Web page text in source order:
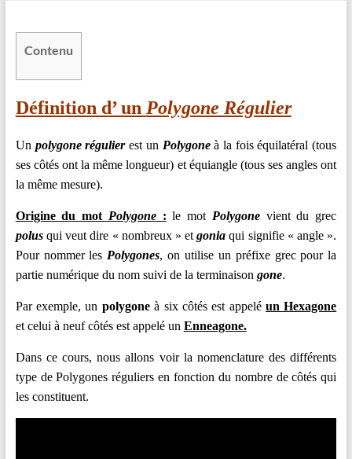
Ligne
Méthodes
Résultats
Contenu
Définition d’ un Polygone Régulier
Un polygone régulierest un Polygoneà la fois équilatéral (tous
ses côtés ont la même longueur) et équiangle (tous ses angles ont
la même mesure).
Origine du mot Polygone : le mot Polygone vient du grec
polusqui veut dire « nombreux » etgonia qui signifie « angle ».
Pour nommer les Polygones, on utilise un préfixe grec pour la
partie numérique du nom suivi de la terminaison gone.
Par exemple, un polygoneà six côtés est appelé un Hexagone
et celui à neuf côtés est appelé un Enneagone.
Dans ce cours, nous allons voir la nomenclature des différents
type de Polygones réguliers en fonction du nombre de côtés qui
les constituent.